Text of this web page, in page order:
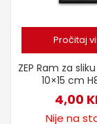
Pročitaj
ZEP Ram za
10×15 cm
4,00
Nije na